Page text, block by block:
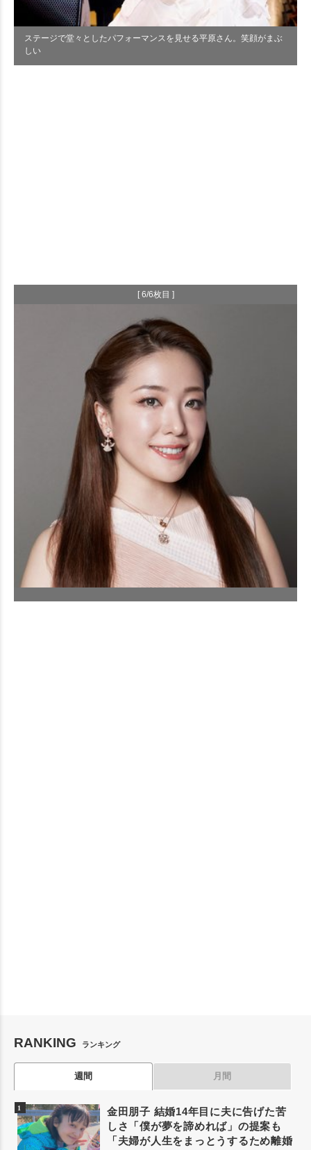
ステージで堂々としたパフォーマンスを見せる平原さん。笑顔がまぶ
しい
[ 6/6枚目 ]
RANKING ランキング
週間 月間
金田朋子 結婚14年目に夫に告げた苦
しさ「僕が夢を諦めれば」の提案も
「夫婦が人生をまっとうするため離婚